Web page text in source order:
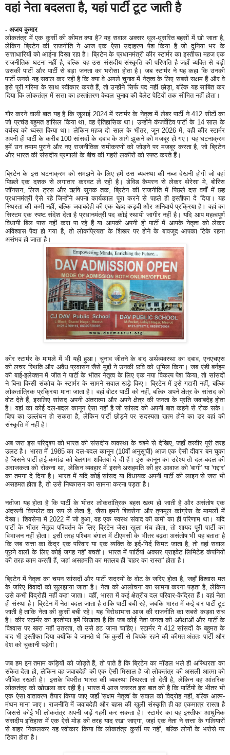
वहां नेता बदलता है, यहां पार्टी टूट जाती है
- अजय कुमार
लोकतंत्र में एक कुर्सी की कीमत क्या है? यह सवाल अक्सर धूल-धूसरित बहसों में खो जाता है,
लेकिन ब्रिटेन की राजनीति ने आज एक ऐसा उदाहरण पेश किया है जो दुनिया भर के
सत्ताधारियों को आईना दिखा रहा है। ब्रिटेन के प्रधानमंत्री कीर स्टार्मर का इस्तीफा महज एक
राजनीतिक घटना नहीं है, बल्कि यह उस संसदीय संस्कृति की परिणति है जहाँ व्यक्ति से बड़ी
उसकी पार्टी और पार्टी से बड़ा जनता का भरोसा होता है। जब स्टार्मर ने यह कहा कि उनकी
पार्टी उनसे यह सवाल कर रही है कि क्या वे अगले चुनाव में नेतृत्व के लिए सबसे सक्षम हैं और वे
इसे पूरी गरिमा के साथ स्वीकार करते हैं, तो उन्होंने सिर्फ पद नहीं छोड़ा, बल्कि यह साबित कर
दिया कि लोकतंत्र में सत्ता का हस्तांतरण केवल चुनाव की बैलेट पेटियों तक सीमित नहीं होता।
गौर करने वाली बात यह है कि जुलाई 2024 में स्टार्मर के नेतृत्व में लेबर पार्टी ने 412 सीटों का
जो प्रचंड बहुमत हासिल किया था, वह ऐतिहासिक था। उन्होंने कंजर्वेटिव पार्टी के 14 साल के
वर्चस्व को ध्वस्त किया था। लेकिन महज दो साल के भीतर, जून 2026 में, वही कीर स्टार्मर
अपनी ही पार्टी के करीब 100 सांसदों के दबाव के आगे झुकने को मजबूर हो गए। यह घटनाक्रम
हमें उन तमाम पुराने और नए राजनीतिक समीकरणों को जोड़ने पर मजबूर करता है, जो ब्रिटेन
और भारत की संसदीय प्रणाली के बीच की गहरी लकीरों को स्पष्ट करते हैं।
ब्रिटेन के इस घटनाक्रम को समझने के लिए हमें उस व्यवस्था की नब्ज देखनी होगी जो वहां
पिछले एक दशक से लगातार करवट ले रही है। डेविड कैमरन से लेकर थेरेसा मे, बोरिस
जॉनसन, लिज ट्रस और ऋषि सुनक तक, ब्रिटेन की राजनीति में पिछले दस वर्षों में छह
प्रधानमंत्री ऐसे रहे जिन्होंने अपना कार्यकाल पूरा करने से पहले ही इस्तीफा दे दिया। यह
स्थिरता की कमी नहीं, बल्कि जवाबदेही की एक बेहद कड़वी और अनिवार्य प्रक्रिया है। वहां का
सिस्टम एक स्पष्ट संदेश देता है प्रधानमंत्री पद कोई स्थायी जागीर नहीं है। यदि आप महत्वपूर्ण
विधायी बिल पास नहीं करा पा रहे हैं या आपकी अपनी ही पार्टी में आपके नेतृत्व को लेकर
अविश्वास पैदा हो गया है, तो लोकप्रियता के शिखर पर होने के बावजूद आपका टिके रहना
असंभव हो जाता है।
कीर स्टार्मर के मामले में भी यही हुआ। चुनाव जीतने के बाद अर्थव्यवस्था का दबाव, एनएचएस
की लचर स्थिति और अवैध प्रवासन जैसे मुद्दों ने उनकी छवि को धूमिल किया। जब एंडी बर्नहम
की बाई-इलेक्शन में जीत ने पार्टी के भीतर नेतृत्व के लिए एक नया विकल्प पेश किया, तो सांसदों
ने बिना किसी संकोच के स्टार्मर के सामने सवाल खड़े किए। ब्रिटेन में इसे गद्दारी नहीं, बल्कि
लोकतांत्रिक प्रक्रिया माना जाता है। वहां वोटर पार्टी को नहीं, बल्कि अपने क्षेत्र के सांसद को
वोट देते हैं, इसलिए सांसद अपनी अंतरात्मा और अपने क्षेत्र की जनता के प्रति जवाबदेह होता
है। वहां का कोई दल-बदल कानून ऐसा नहीं है जो सांसद को अपनी बात कहने से रोक सके।
व्हिप का उल्लंघन हो सकता है, लेकिन पार्टी छोड़ने पर सदस्यता खत्म होने का डर वहां की
संस्कृति में नहीं है।
अब जरा इस परिदृश्य को भारत की संसदीय व्यवस्था के चश्मे से देखिए, जहाँ तस्वीर पूरी तरह
उलट है। भारत में 1985 का दल-बदल कानून (10वीं अनुसूची) आज एक ऐसी दीवार बन चुका
है जिसने पार्टी हाई-कमांड को बेलगाम शक्तियां दे दी हैं। इस कानून का उद्देश्य तो दल-बदल की
अराजकता को रोकना था, लेकिन व्यवहार में इसने असहमति की हर आवाज को 'बागी' या 'गद्दार'
का तमगा दे दिया है। भारत में यदि कोई सांसद या विधायक अपनी पार्टी की लाइन से जरा भी
असहमत होता है, तो उसे निष्कासन का सामना करना पड़ता है।
नतीजा यह होता है कि पार्टी के भीतर लोकतांत्रिक बहस खत्म हो जाती है और असंतोष एक
अंदरूनी विस्फोट का रूप ले लेता है, जैसा हमने शिवसेना और तृणमूल कांग्रेस के मामलों में
देखा। शिवसेना में 2022 में जो हुआ, वह एक स्वस्थ संवाद की कमी का ही परिणाम था। यदि
पार्टी के भीतर नेतृत्व परिवर्तन के लिए ब्रिटेन जैसा खुला मंच होता, तो शायद पूरी पार्टी का
विभाजन नहीं होता। इसी तरह पश्चिम बंगाल में टीएमसी के भीतर बढ़ता असंतोष भी यह बताता है
कि जब सत्ता का केंद्र एक परिवार या एक व्यक्ति के इर्द-गिर्द सिमट जाता है, तो वहां सवाल
पूछने वालों के लिए कोई जगह नहीं बचती। भारत में पार्टियां अक्सर प्राइवेट लिमिटेड कंपनियों
की तरह काम करती हैं, जहां असहमति का मतलब ही 'बाहर का रास्ता' होता है।
ब्रिटेन में नेतृत्व का चयन सांसदों और पार्टी सदस्यों के वोट के जरिए होता है, जहाँ विश्वास मत
के जरिए विवादों को सुलझाया जाता है। नेता को आलोचना का सामना करना पड़ता है, लेकिन
उसे कभी विद्रोही नहीं कहा जाता। वहीं, भारत में कई क्षेत्रीय दल परिवार-केंद्रित हैं। वहां नेता
ही संस्था है। ब्रिटेन में नेता बदल जाता है ताकि पार्टी बची रहे, जबकि भारत में कई बार पार्टी टूट
जाती है ताकि नेता की कुर्सी बची रहे। यह विरोधाभास आज की राजनीति का सबसे कड़वा सच
है। कीर स्टार्मर का इस्तीफा हमें सिखाता है कि जब कोई नेता जनता की अपेक्षाओं और पार्टी के
विश्वास पर खरा नहीं उतरता, तो उसे हट जाना चाहिए। स्टार्मर ने 412 सांसदों के बहुमत के
बाद भी इस्तीफा दिया क्योंकि वे जानते थे कि कुर्सी से चिपके रहने की कीमत अंततः पार्टी और
देश को चुकानी पड़ेगी।
जब हम इन तमाम कड़ियों को जोड़ते हैं, तो पाते हैं कि ब्रिटेन का मॉडल भले ही अस्थिरता का
संकेत देता हो, लेकिन वह जवाबदेही की एक ऐसी मिसाल है जो लोकतंत्र की असली आत्मा को
जीवित रखती है। इसके विपरीत भारत की व्यवस्था स्थिरता तो देती है, लेकिन वह आंतरिक
लोकतंत्र को खोखला कर रही है। भारत में आज जरूरत इस बात की है कि पार्टियों के भीतर भी
एक ऐसा वातावरण तैयार किया जाए जहाँ 'सक्षम नेतृत्व' के सवाल को विद्रोह नहीं, बल्कि आत्म-
मंथन माना जाए। राजनीति में जवाबदेही और बहस की खुली संस्कृति ही वह एकमात्र रास्ता है
जिससे कोई भी लोकतंत्र अपनी जड़ें गहरी कर सकता है। स्टार्मर का यह इस्तीफा आधुनिक
संसदीय इतिहास में एक ऐसे मोड़ की तरह याद रखा जाएगा, जहां एक नेता ने सत्ता के गलियारों
से बाहर निकलकर यह स्वीकार किया कि लोकतंत्र कुर्सी पर नहीं, बल्कि लोगों के भरोसे पर
टिका होता है।